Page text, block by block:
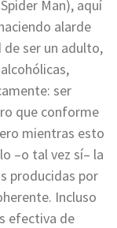
Man), aquí
alarde
ser un adulto,
ser
que conforme
mientras esto
–o tal vez sí– la
producidas por
Incluso
efectiva de